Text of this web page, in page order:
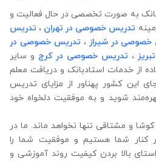
به صورت تخصصی در حال فعالیت و
تدریس خصوصی در تهران ، تدریس
خصوصی در شیراز، تدریس خصوصی در
، تدریس خصوصی در کرج و سایر
از خدمات استادبانک و دریافت معلم
این کشور پهناور از مزایای تدریس
شوید و به موفقیت دلخواه خود
و مشتاقی تنها نخواهد ماند. ما در
کنار شما هستیم و موفقیت شما را
بالا بردن کیفیت روند آموزشی و